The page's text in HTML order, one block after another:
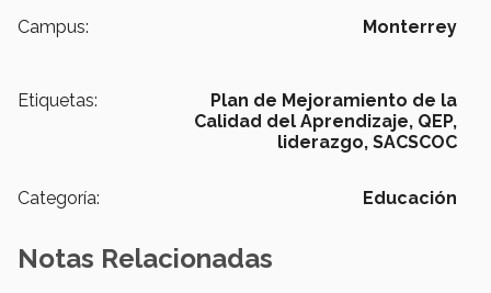
Campus:
Monterrey
Etiquetas:
Plan de Mejoramiento de la
Calidad del Aprendizaje, QEP,
liderazgo, SACSCOC
Categoría: Educación
Notas Relacionadas